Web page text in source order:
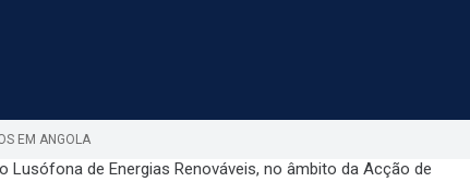
EM ANGOLA
de Energias Renováveis, no âmbito da Acção de